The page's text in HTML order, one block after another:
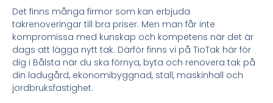
Det finns många firmor som kan erbjuda
takrenoveringar till bra priser. Men man får inte
kompromissa med kunskap och kompetens när det är
dags att lägga nytt tak. Därför finns vi på TioTak här för
dig i Bålsta när du ska förnya, byta och renovera tak på
din ladugård, ekonomibyggnad, stall, maskinhall och
jordbruksfastighet.